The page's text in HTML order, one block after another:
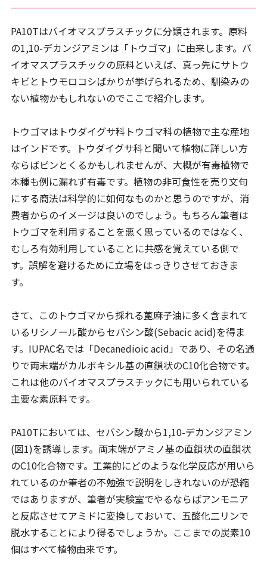
PA10Tはバイオマスプラスチックに分類されます。原料
の1,10-デカンジアミンは「トウゴマ」に由来します。バ
イオマスプラスチックの原料といえば、真っ先にサトウ
キビとトウモロコシばかりが挙げられるため、馴染みの
ない植物かもしれないのでここで紹介します。
トウゴマはトウダイグサ科トウゴマ科の植物で主な産地
はインドです。トウダイグサ科と聞いて植物に詳しい方
ならばピンとくるかもしれませんが、大概が有毒植物で
本種も例に漏れず有毒です。植物の非可食性を売り文句
にする商法は科学的に如何なものかと思うのですが、消
費者からのイメージは良いのでしょう。もちろん筆者は
トウゴマを利用することを悪く思っているのではなく、
むしろ有効利用していることに共感を覚えている側で
す。誤解を避けるために立場をはっきりさせておきま
す。
さて、このトウゴマから採れる蓖麻子油に多く含まれて
いるリシノール酸からセバシン酸(Sebacic acid)を得ま
す。IUPAC名では「Decanedioic acid」であり、その名通
りで両末端がカルボキシル基の直鎖状のC10化合物です。
これは他のバイオマスプラスチックにも用いられている
主要な素原料です。
PA10Tにおいては、セバシン酸から1,10-デカンジアミン
(図1)を誘導します。両末端がアミノ基の直鎖状の直鎖状
のC10化合物です。工業的にどのような化学反応が用いら
れているのか筆者の不勉強で説明をしきれないのが恐縮
ではありますが、筆者が実験室でやるならばアンモニア
と反応させてアミドに変換しておいて、五酸化二リンで
脱水することにより得るでしょうか。ここまでの炭素10
個はすべて植物由来です。